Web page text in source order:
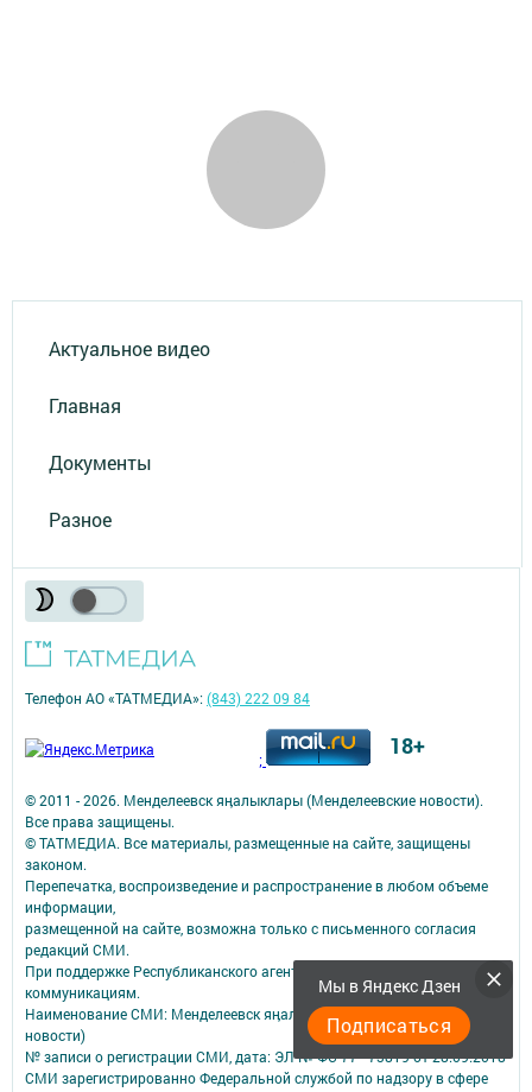
Актуальное видео
Главная
Документы
Разное
Мы в Яндекс Дзен
Подписаться
© 2011 - 2026. Менделеевск яӊалыклары (Менделеевские новости).
Все права защищены.
© ТАТМЕДИА. Все материалы, размещенные на сайте, защищены
законом.
Перепечатка, воспроизведение и распространение в любом объеме
информации,
размещенной на сайте, возможна только с письменного согласия
редакций СМИ.
При поддержке Республиканского агентства по печати и массовым
коммуникациям.
Наименование СМИ: Менделеевск яӊалыклары (Менделеевские
новости)
№ записи о регистрации СМИ, дата: ЭЛ № ФС 77 - 73819 от 28.09.2018
СМИ зарегистрированно Федеральной службой по надзору в сфере
Телефон АО «ТАТМЕДИА»:(843) 222 09 84
; 18+